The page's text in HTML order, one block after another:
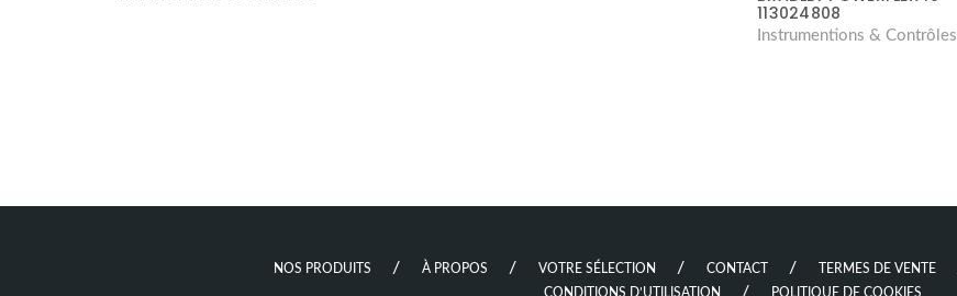
113024808
Instrumentions & Contrôles
NOS PRODUITS À PROPOS VOTRE SÉLECTION CONTACT TERMES DE VENTE
CONDITIONS D’UTILISATION
POLITIQUE DE COOKIES